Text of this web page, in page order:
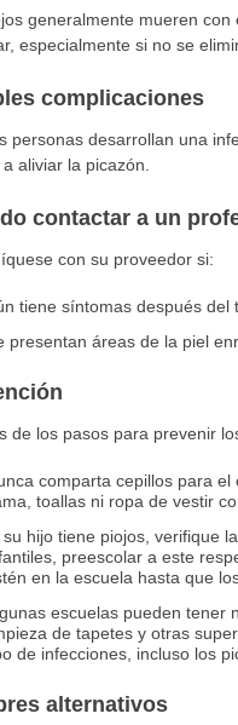
generalmente mueren
especialmente si no se
complicaciones
personas desarrollan una
aliviar la picazón.
contactar a un
con su proveedor si:
tiene síntomas después del
presentan áreas de la piel
de los pasos para prevenir
comparta cepillos para
toallas ni ropa de vestir
su hijo tiene piojos, verifique
preescolar a este
en la escuela hasta que
escuelas pueden tener
de tapetes y otras
de infecciones, incluso los
alternativos